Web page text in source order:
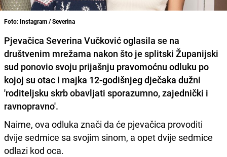
Foto: Instagram / Severina
Pjevačica Severina Vučković oglasila se na
društvenim mrežama nakon što je splitski Županijski
sud ponovio svoju prijašnju pravomoćnu odluku po
kojoj su otac i majka 12-godišnjeg dječaka dužni
'roditeljsku skrb obavljati sporazumno, zajednički i
ravnopravno'.
Naime, ova odluka znači da će pjevačica provoditi
dvije sedmice sa svojim sinom, a opet dvije sedmice
odlazi kod oca.